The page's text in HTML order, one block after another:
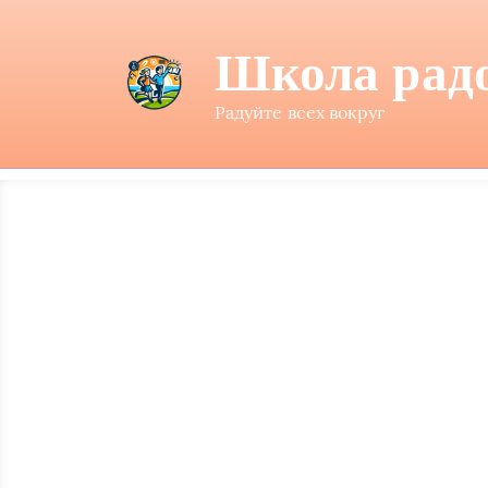
Школа
Радуйте всех вокруг